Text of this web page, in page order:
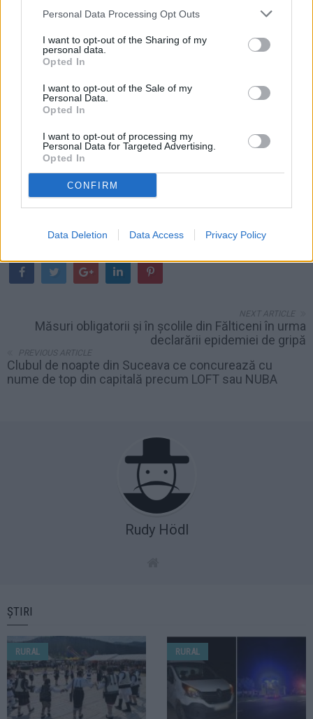
Personal Data Processing Opt Outs
I want to opt-out of the Sharing of my
personal data.
Opted In
I want to opt-out of the Sale of my
Personal Data.
Opted In
I want to opt-out of processing my
Personal Data for Targeted Advertising.
Opted In
CONFIRM
Data Deletion Data Access Privacy Policy
NEXT ARTICLE
Măsuri obligatorii și în școlile din Fălticeni în urma
declarării epidemiei de gripă
PREVIOUS ARTICLE
Clubul de noapte din Suceava ce concurează cu
nume de top din capitală precum LOFT sau NUBA
Rudy Hödl
ȘTIRI
RURAL RURAL